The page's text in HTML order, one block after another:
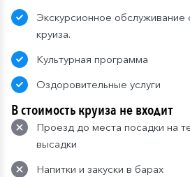
Экскурсионное обслуживание
круиза.
Культурная программа
Оздоровительные услуги
В стоимость круиза не входит
Проезд до места посадки на
высадки
Напитки и закуски в барах